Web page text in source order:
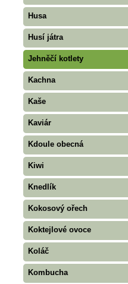
Husa
Husí játra
Jehněčí kotlety
Kachna
Kaše
Kaviár
Kdoule obecná
Kiwi
Knedlík
Kokosový ořech
Koktejlové ovoce
Koláč
Kombucha